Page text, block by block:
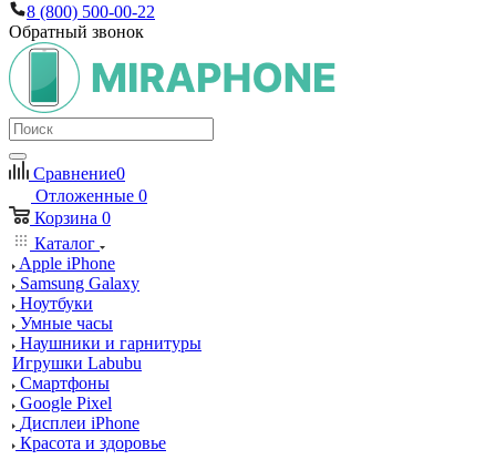
8 (800) 500-00-22
Обратный звонок
Сравнение0
Отложенные 0
Корзина 0
Каталог
Apple iPhone
Samsung Galaxy
Ноутбуки
Умные часы
Наушники и гарнитуры
Игрушки Labubu
Смартфоны
Google Pixel
Дисплеи iPhone
Красота и здоровье